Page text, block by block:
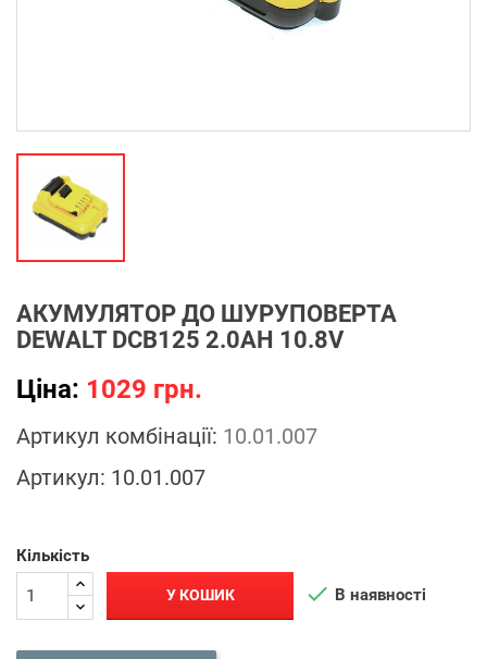
АКУМУЛЯТОР ДО ШУРУПОВЕРТА
DEWALT DCB125 2.0AH 10.8V
Ціна: 1029 грн.
Артикул комбінації: 10.01.007
Артикул: 10.01.007
Кількість
У КОШИК  В наявності